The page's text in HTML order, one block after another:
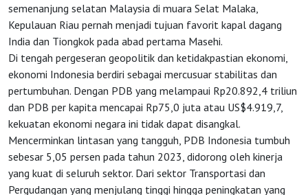
OSS
Agenda
Investasi
semenanjung selatan Malaysia di muara Selat Malaka,
Kepulauan Riau pernah menjadi tujuan favorit kapal dagang
India dan Tiongkok pada abad pertama Masehi.
Di tengah pergeseran geopolitik dan ketidakpastian ekonomi,
ekonomi Indonesia berdiri sebagai mercusuar stabilitas dan
pertumbuhan. Dengan PDB yang melampaui Rp20.892,4 triliun
dan PDB per kapita mencapai Rp75,0 juta atau US$4.919,7,
kekuatan ekonomi negara ini tidak dapat disangkal.
Mencerminkan lintasan yang tangguh, PDB Indonesia tumbuh
sebesar 5,05 persen pada tahun 2023, didorong oleh kinerja
yang kuat di seluruh sektor. Dari sektor Transportasi dan
Pergudangan yang menjulang tinggi hingga peningkatan yang